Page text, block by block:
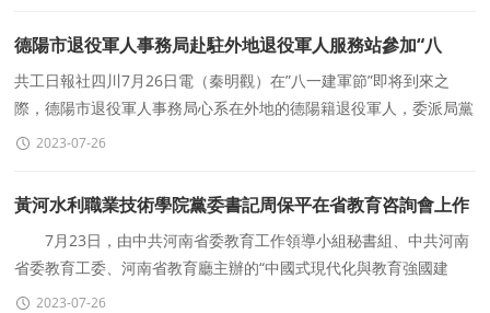
德陽市退役軍人事務局赴駐外地退役軍人服務站參加“八
一”座談
共工日報社四川7月26日電（秦明觀）在”八一建軍節”即将到來之
際，德陽市退役軍人事務局心系在外地的德陽籍退役軍人，委派局黨
組成員、服務中心主任歐陽俊傑，參加德陽在北
2023-07-26
黃河水利職業技術學院黨委書記周保平在省教育咨詢會上作
典型發言
7月23日，由中共河南省委教育工作領導小組秘書組、中共河南
省委教育工委、河南省教育廳主辦的“中國式現代化與教育強國建
設”高端論壇暨河南教育強省建設戰略
2023-07-26